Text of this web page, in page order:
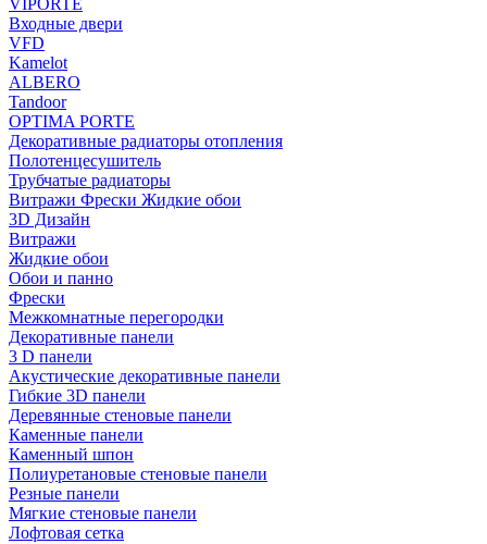
Входные двери
VFD
Kamelot
ALBERO
Tandoor
OPTIMA PORTE
Декоративные радиаторы отопления
Полотенцесушитель
Трубчатые радиаторы
Витражи Фрески Жидкие обои
3D Дизайн
Витражи
Жидкие обои
Обои и панно
Фрески
Межкомнатные перегородки
Декоративные панели
3 D панели
Акустические декоративные панели
Гибкие 3D панели
Деревянные стеновые панели
Каменные панели
Каменный шпон
Полиуретановые стеновые панели
Резные панели
Мягкие стеновые панели
Лофтовая сетка